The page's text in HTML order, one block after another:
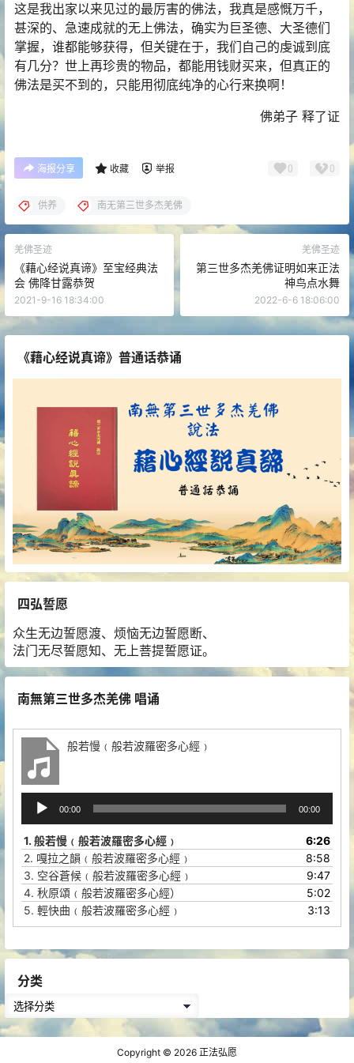
这是我出家以来见过的最厉害的佛法，我真是感慨万千，
甚深的、急速成就的无上佛法，确实为巨圣德、大圣德们
掌握，谁都能够获得，但关键在于，我们自己的虔诚到底
有几分？世上再珍贵的物品，都能用钱财买来，但真正的
佛法是买不到的，只能用彻底纯净的心行来换啊！
佛弟子 释了证
海报分享 收藏 举报 0 0
供养 南无第三世多杰羌佛
羌佛圣迹
《藉心经说真谛》至宝经典法
会 佛降甘露恭贺
2021-9-16 18:34:00
羌佛圣迹
第三世多杰羌佛证明如来正法
神鸟点水舞
2022-6-6 18:06:00
《藉心经说真谛》普通话恭诵
四弘誓愿
众生无边誓愿渡、烦恼无边誓愿断、
法门无尽誓愿知、无上菩提誓愿证。
南無第三世多杰羌佛 唱诵
般若慢﹙般若波羅密多心經﹚
播
放
器
00:00 00:00
1. 般若慢﹙般若波羅密多心經﹚
6:26
2. 嘎拉之韻﹙般若波羅密多心經﹚
8:58
3. 空谷蒼候﹙般若波羅密多心經﹚
9:47
4. 秋原頌﹙般若波羅密多心經）
5:02
5. 輕快曲﹙般若波羅密多心經﹚ 3:13
分类
分
类
Copyright © 2026 正法弘愿